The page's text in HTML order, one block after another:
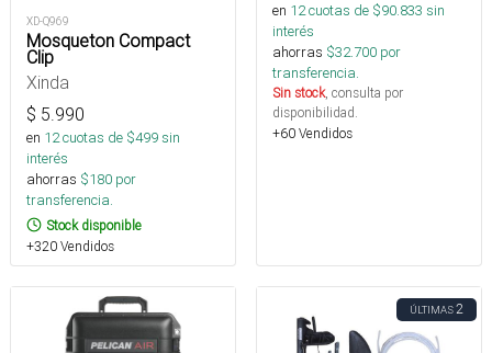
XD-Q969
Mosqueton Compact
Clip
Xinda
$ 5.990
en 12cuotas de $499sin
interés
ahorras $180 por
transferencia.
Stock disponible
+320 Vendidos
en 12cuotas de $90.833 sin
interés
ahorras $32.700 por
transferencia.
Sin stock, consulta por
disponibilidad.
+60 Vendidos
ÚLTIMAS2